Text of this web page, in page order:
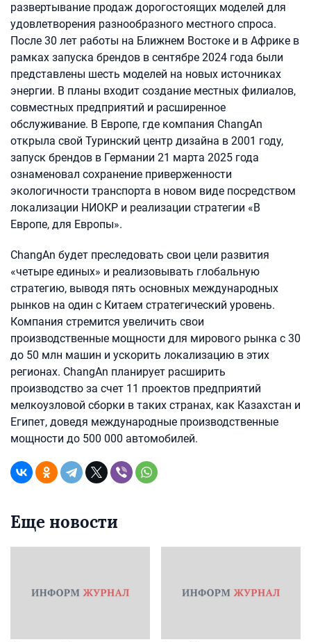
развертывание продаж дорогостоящих моделей для
удовлетворения разнообразного местного спроса.
После 30 лет работы на Ближнем Востоке и в Африке в
рамках запуска брендов в сентябре 2024 года были
представлены шесть моделей на новых источниках
энергии. В планы входит создание местных филиалов,
совместных предприятий и расширенное
обслуживание. В Европе, где компания ChangAn
открыла свой Туринский центр дизайна в 2001 году,
запуск брендов в Германии 21 марта 2025 года
ознаменовал сохранение приверженности
экологичности транспорта в новом виде посредством
локализации НИОКР и реализации стратегии «В
Европе, для Европы».
ChangAn будет преследовать свои цели развития
«четыре единых» и реализовывать глобальную
стратегию, выводя пять основных международных
рынков на один с Китаем стратегический уровень.
Компания стремится увеличить свои
производственные мощности для мирового рынка с 30
до 50 млн машин и ускорить локализацию в этих
регионах. ChangAn планирует расширить
производство за счет 11 проектов предприятий
мелкоузловой сборки в таких странах, как Казахстан и
Египет, доведя международные производственные
мощности до 500 000 автомобилей.
Еще новости